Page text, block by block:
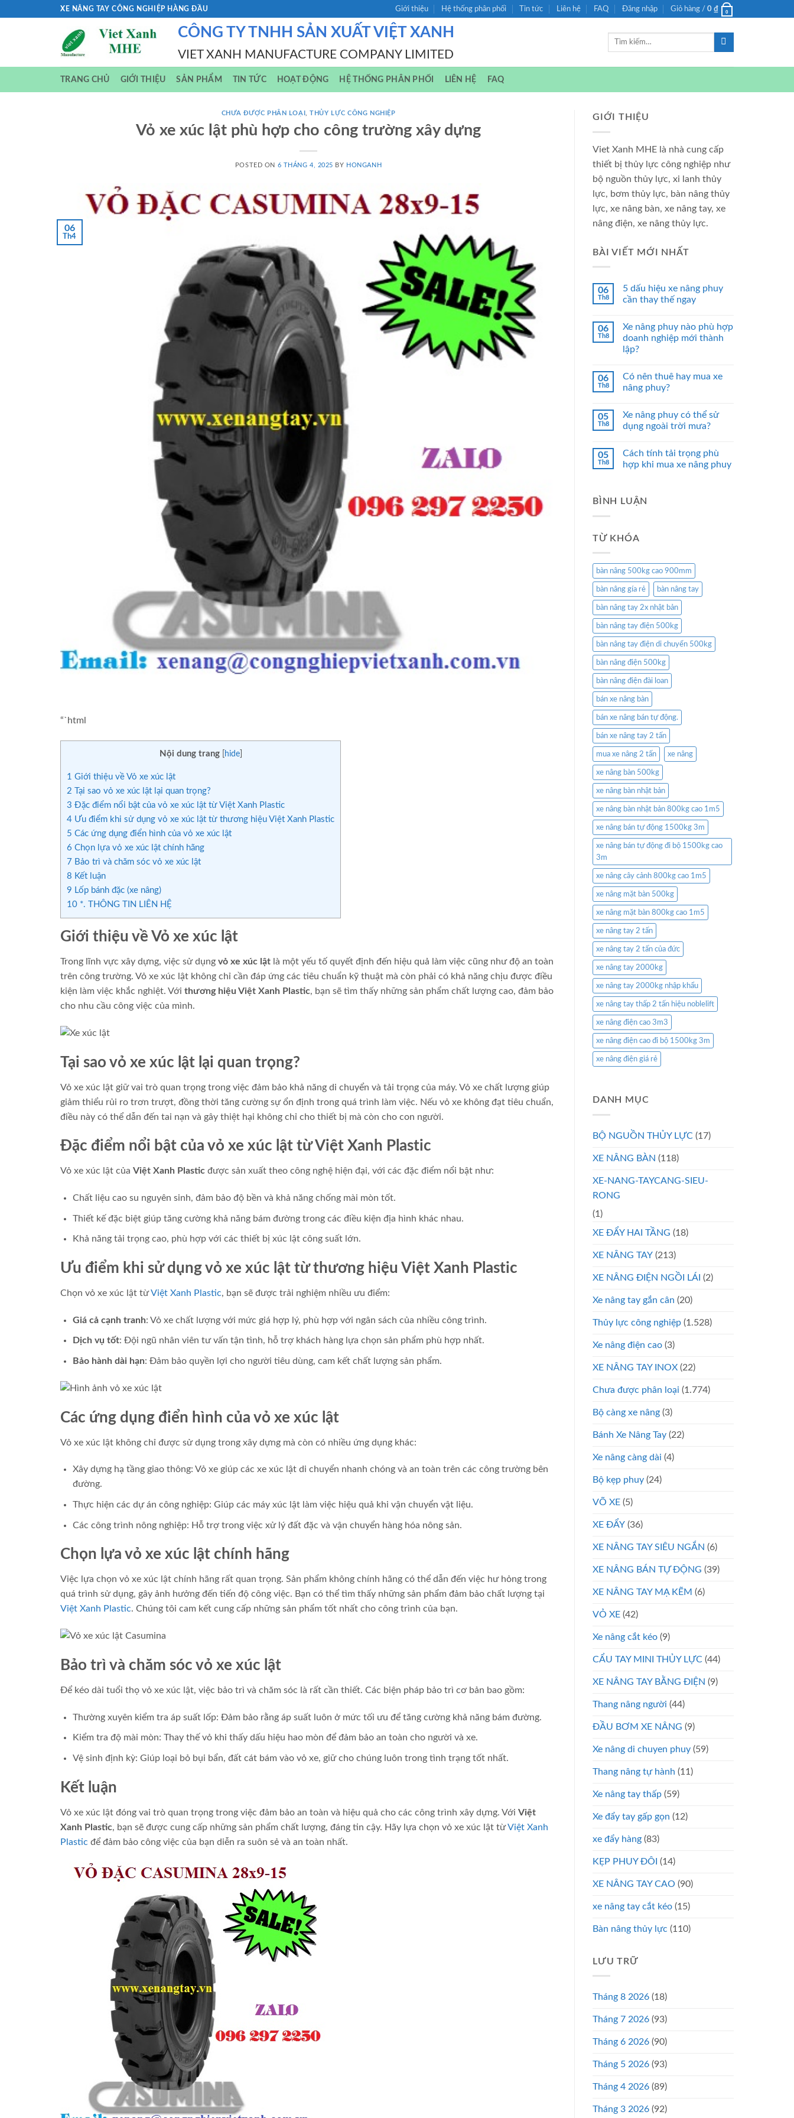
XE NÂNG TAY CÔNG NGHIỆP HÀNG ĐẦU Giới thiệu Hệ thống phân phối Tin tức Liên hệ FAQ Đăng nhập Giỏ hàng / 0 ₫ 0
CÔNG TY TNHH SẢN XUẤT VIỆT XANH
VIET XANH MANUFACTURE COMPANY LIMITED
Tìm
TRANG CHỦ GIỚI THIỆU SẢN PHẨM TIN TỨC HOẠT ĐỘNG HỆ THỐNG PHÂN PHỐI LIÊN HỆ FAQ
CHƯA ĐƯỢC PHÂN LOẠI ,THỦY LỰC CÔNG NGHIỆP
Vỏ xe xúc lật phù hợp cho công trường xây dựng
POSTED ON 6 THÁNG 4, 2025 BY HONGANH
06
Th4
“`html
Nội dung trang hide]
1 Giới thiệu về Vỏ xe xúc lật
2 Tại sao vỏ xe xúc lật lại quan trọng?
3 Đặc điểm nổi bật của vỏ xe xúc lật từ Việt Xanh Plastic
4 Ưu điểm khi sử dụng vỏ xe xúc lật từ thương hiệu Việt Xanh Plastic
5 Các ứng dụng điển hình của vỏ xe xúc lật
6 Chọn lựa vỏ xe xúc lật chính hãng
7 Bảo trì và chăm sóc vỏ xe xúc lật
8 Kết luận
9 Lốp bánh đặc (xe nâng)
10 *. THÔNG TIN LIÊN HỆ
Giới thiệu về Vỏ xe xúc lật
Trong lĩnh vực xây dựng, việc sử dụng vỏ xe xúc lật là một yếu tố quyết định đến hiệu quả làm việc cũng như độ an toàn
trên công trường. Vỏ xe xúc lật không chỉ cần đáp ứng các tiêu chuẩn kỹ thuật mà còn phải có khả năng chịu được điều
kiện làm việc khắc nghiệt. Với thương hiệu Việt Xanh Plastic, bạn sẽ tìm thấy những sản phẩm chất lượng cao, đảm bảo
cho nhu cầu công việc của mình.
Tại sao vỏ xe xúc lật lại quan trọng?
Vỏ xe xúc lật giữ vai trò quan trọng trong việc đảm bảo khả năng di chuyển và tải trọng của máy. Vỏ xe chất lượng giúp
giảm thiểu rủi ro trơn trượt, đồng thời tăng cường sự ổn định trong quá trình làm việc. Nếu vỏ xe không đạt tiêu chuẩn,
điều này có thể dẫn đến tai nạn và gây thiệt hại không chỉ cho thiết bị mà còn cho con người.
Đặc điểm nổi bật của vỏ xe xúc lật từ Việt Xanh Plastic
Vỏ xe xúc lật của Việt Xanh Plastic được sản xuất theo công nghệ hiện đại, với các đặc điểm nổi bật như:
Chất liệu cao su nguyên sinh, đảm bảo độ bền và khả năng chống mài mòn tốt.
Thiết kế đặc biệt giúp tăng cường khả năng bám đường trong các điều kiện địa hình khác nhau.
Khả năng tải trọng cao, phù hợp với các thiết bị xúc lật công suất lớn.
Ưu điểm khi sử dụng vỏ xe xúc lật từ thương hiệu Việt Xanh Plastic
Chọn vỏ xe xúc lật từViệt Xanh Plastic, bạn sẽ được trải nghiệm nhiều ưu điểm:
Giá cả cạnh tranh: Vỏ xe chất lượng với mức giá hợp lý, phù hợp với ngân sách của nhiều công trình.
Dịch vụ tốt: Đội ngũ nhân viên tư vấn tận tình, hỗ trợ khách hàng lựa chọn sản phẩm phù hợp nhất.
Bảo hành dài hạn: Đảm bảo quyền lợi cho người tiêu dùng, cam kết chất lượng sản phẩm.
Các ứng dụng điển hình của vỏ xe xúc lật
Vỏ xe xúc lật không chỉ được sử dụng trong xây dựng mà còn có nhiều ứng dụng khác:
Xây dựng hạ tầng giao thông: Vỏ xe giúp các xe xúc lật di chuyển nhanh chóng và an toàn trên các công trường bên
đường.
Thực hiện các dự án công nghiệp: Giúp các máy xúc lật làm việc hiệu quả khi vận chuyển vật liệu.
Các công trình nông nghiệp: Hỗ trợ trong việc xử lý đất đặc và vận chuyển hàng hóa nông sản.
Chọn lựa vỏ xe xúc lật chính hãng
Việc lựa chọn vỏ xe xúc lật chính hãng rất quan trọng. Sản phẩm không chính hãng có thể dẫn đến việc hư hỏng trong
quá trình sử dụng, gây ảnh hưởng đến tiến độ công việc. Bạn có thể tìm thấy những sản phẩm đảm bảo chất lượng tại
Việt Xanh Plastic. Chúng tôi cam kết cung cấp những sản phẩm tốt nhất cho công trình của bạn.
Bảo trì và chăm sóc vỏ xe xúc lật
Để kéo dài tuổi thọ vỏ xe xúc lật, việc bảo trì và chăm sóc là rất cần thiết. Các biện pháp bảo trì cơ bản bao gồm:
Thường xuyên kiểm tra áp suất lốp: Đảm bảo rằng áp suất luôn ở mức tối ưu để tăng cường khả năng bám đường.
Kiểm tra độ mài mòn: Thay thế vỏ khi thấy dấu hiệu hao mòn để đảm bảo an toàn cho người và xe.
Vệ sinh định kỳ: Giúp loại bỏ bụi bẩn, đất cát bám vào vỏ xe, giữ cho chúng luôn trong tình trạng tốt nhất.
Kết luận
Vỏ xe xúc lật đóng vai trò quan trọng trong việc đảm bảo an toàn và hiệu quả cho các công trình xây dựng. Với Việt
Xanh Plastic, bạn sẽ được cung cấp những sản phẩm chất lượng, đáng tin cậy. Hãy lựa chọn vỏ xe xúc lật từViệt Xanh
Plastic để đảm bảo công việc của bạn diễn ra suôn sẻ và an toàn nhất.
GIỚI THIỆU
Viet Xanh MHE là nhà cung cấp
thiết bị thủy lực công nghiệp như
bộ nguồn thủy lực, xi lanh thủy
lực, bơm thủy lực, bàn nâng thủy
lực, xe nâng bàn, xe nâng tay, xe
nâng điện, xe nâng thủy lực.
BÀI VIẾT MỚI NHẤT
06
Th8
5 dấu hiệu xe nâng phuy
cần thay thế ngay
06
Th8
Xe nâng phuy nào phù hợp
doanh nghiệp mới thành
lập?
06
Th8
Có nên thuê hay mua xe
nâng phuy?
05
Th8
Xe nâng phuy có thể sử
dụng ngoài trời mưa?
05
Th8
Cách tính tải trọng phù
hợp khi mua xe nâng phuy
BÌNH LUẬN
TỪ KHÓA
bàn nâng 500kg cao 900mm
bàn nâng gía rẻ bàn nâng tay
bàn nâng tay 2x nhật bản
bàn nâng tay điện 500kg
bàn nâng tay điện di chuyển 500kg
bàn nâng điện 500kg
bàn nâng điện đài loan
bán xe nâng bàn
bán xe nâng bán tự động.
bán xe nâng tay 2 tấn
mua xe nâng 2 tấn xe nâng
xe nâng bàn 500kg
xe nâng bàn nhật bản
xe nâng bàn nhật bản 800kg cao 1m5
xe nâng bán tự động 1500kg 3m
xe nâng bán tự động đi bộ 1500kg cao
3m
xe nâng cây cảnh 800kg cao 1m5
xe nâng mặt bàn 500kg
xe nâng mặt bàn 800kg cao 1m5
xe nâng tay 2 tấn
xe nâng tay 2 tấn của đức
xe nâng tay 2000kg
xe nâng tay 2000kg nhập khẩu
xe nâng tay thấp 2 tấn hiệu noblelift
xe nâng điện cao 3m3
xe nâng điện cao đi bộ 1500kg 3m
xe nâng điện giá rẻ
DANH MỤC
BỘ NGUỒN THỦY LỰC (17)
XE NÂNG BÀN (118)
XE-NANG-TAYCANG-SIEU-
RONG
(1)
XE ĐẨY HAI TẦNG (18)
XE NÂNG TAY (213)
XE NÂNG ĐIỆN NGỒI LÁI (2)
Xe nâng tay gắn cân (20)
Thủy lực công nghiệp (1.528)
Xe nâng điện cao (3)
XE NÂNG TAY INOX (22)
Chưa được phân loại (1.774)
Bộ càng xe nâng (3)
Bánh Xe Nâng Tay (22)
Xe nâng càng dài (4)
Bộ kẹp phuy (24)
VÕ XE (5)
XE ĐẨY (36)
XE NÂNG TAY SIÊU NGẮN (6)
XE NÂNG BÁN TỰ ĐỘNG (39)
XE NÂNG TAY MẠ KẼM (6)
VỎ XE (42)
Xe nâng cắt kéo (9)
CẨU TAY MINI THỦY LỰC (44)
XE NÂNG TAY BẰNG ĐIỆN (9)
Thang nâng người (44)
ĐẦU BƠM XE NÂNG (9)
Xe nâng di chuyen phuy (59)
Thang nâng tự hành (11)
Xe nâng tay thấp (59)
Xe đẩy tay gấp gọn (12)
xe đẩy hàng (83)
KẸP PHUY ĐÔI (14)
XE NÂNG TAY CAO (90)
xe nâng tay cắt kéo (15)
Bàn nâng thủy lực (110)
LƯU TRỮ
Tháng 8 2026 (18)
Tháng 7 2026 (93)
Tháng 6 2026 (90)
Tháng 5 2026 (93)
Tháng 4 2026 (89)
Tháng 3 2026 (92)